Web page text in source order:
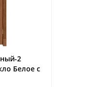
2
Белое с